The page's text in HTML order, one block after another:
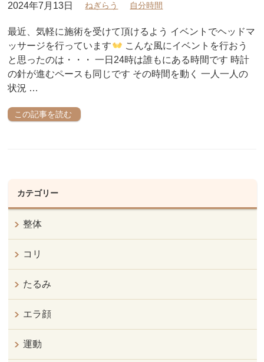
2024年7月13日 ねぎらう 自分時間
最近、気軽に施術を受けて頂けるよう イベントでヘッドマ
ッサージを行っています
こんな風にイベントを行おう
と思ったのは・・・ 一日24時は誰もにある時間です 時計
の針が進むペースも同じです その時間を動く 一人一人の
状況 …
この記事を読む
カテゴリー
整体
コリ
たるみ
エラ顔
運動